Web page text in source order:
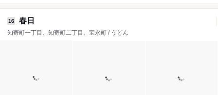
16 春日
知寄町一丁目、知寄町二丁目、宝永町 / うどん